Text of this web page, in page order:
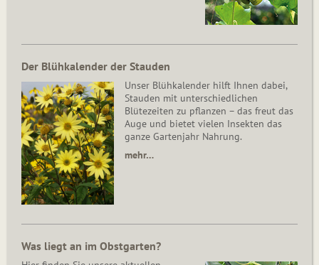
Der Blühkalender der Stauden
Unser Blühkalender hilft Ihnen dabei,
Stauden mit unterschiedlichen
Blütezeiten zu pflanzen – das freut das
Auge und bietet vielen Insekten das
ganze Gartenjahr Nahrung.
mehr…
Was liegt an im Obstgarten?